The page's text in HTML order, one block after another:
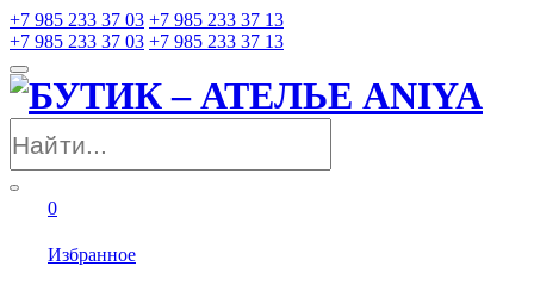
+7 985 233 37 03 +7 985 233 37 13
+7 985 233 37 03 +7 985 233 37 13
0
Избранное